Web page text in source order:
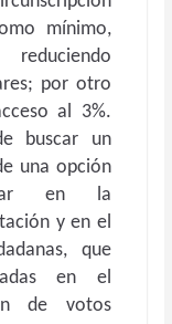
mínimo,
por otro
al 3%.
buscar un
una opción
en la
y en el
que
en el
de votos